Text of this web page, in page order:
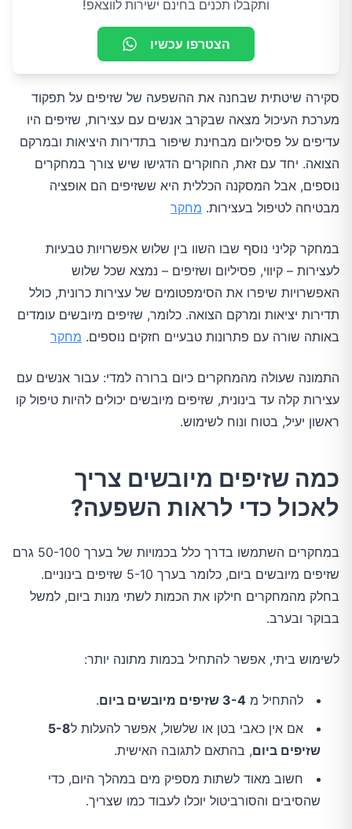
ותקבלו תכנים בחינם ישירות לווצאפ!
הצטרפו עכשיו
סקירה שיטתית שבחנה את ההשפעה של שזיפים על תפקוד
מערכת העיכול מצאה שבקרב אנשים עם עצירות, שזיפים היו
עדיפים על פסיליום מבחינת שיפור בתדירות היציאות ובמרקם
הצואה. יחד עם זאת, החוקרים הדגישו שיש צורך במחקרים
נוספים, אבל המסקנה הכללית היא ששזיפים הם אופציה
מבטיחה לטיפול בעצירות. מחקר
במחקר קליני נוסף שבו השוו בין שלוש אפשרויות טבעיות
לעצירות – קיווי, פסיליום ושזיפים – נמצא שכל שלוש
האפשרויות שיפרו את הסימפטומים של עצירות כרונית, כולל
תדירות יציאות ומרקם הצואה. כלומר, שזיפים מיובשים עומדים
באותה שורה עם פתרונות טבעיים חזקים נוספים. מחקר
התמונה שעולה מהמחקרים כיום ברורה למדי: עבור אנשים עם
עצירות קלה עד בינונית, שזיפים מיובשים יכולים להיות טיפול קו
ראשון יעיל, בטוח ונוח לשימוש.
כמה שזיפים מיובשים צריך
לאכול כדי לראות השפעה?
במחקרים השתמשו בדרך כלל בכמויות של בערך 50-100 גרם
שזיפים מיובשים ביום, כלומר בערך 5-10 שזיפים בינוניים.
בחלק מהמחקרים חילקו את הכמות לשתי מנות ביום, למשל
בבוקר ובערב.
לשימוש ביתי, אפשר להתחיל בכמות מתונה יותר:
להתחיל מ 3-4 שזיפים מיובשים ביום
.
אם אין כאבי בטן או שלשול, אפשר להעלות ל5-8
שזיפים ביום, בהתאם לתגובה האישית.
חשוב מאוד לשתות מספיק מים במהלך היום, כדי
שהסיבים והסורביטול יוכלו לעבוד כמו שצריך.